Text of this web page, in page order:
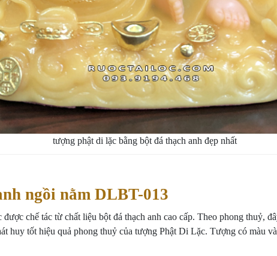
tượng phật di lặc bằng bột đá thạch anh đẹp nhất
ngồi nằm DLBT-013
chế tác từ chất liệu bột đá thạch anh cao cấp. Theo phong thuỷ,
huy tốt hiệu quả phong thuỷ của tượng Phật Di Lặc. Tượng có màu